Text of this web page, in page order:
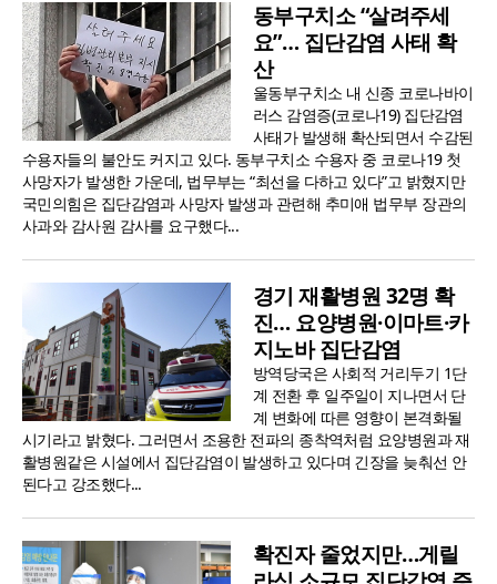
동부구치소 “살려주세
요”… 집단감염 사태 확
산
울동부구치소 내 신종 코로나바이
러스 감염증(코로나19) 집단감염
사태가 발생해 확산되면서 수감된
수용자들의 불안도 커지고 있다. 동부구치소 수용자 중 코로나19 첫
사망자가 발생한 가운데, 법무부는 “최선을 다하고 있다”고 밝혔지만
국민의힘은 집단감염과 사망자 발생과 관련해 추미애 법무부 장관의
사과와 감사원 감사를 요구했다...
경기 재활병원 32명 확
진… 요양병원·이마트·카
지노바 집단감염
방역당국은 사회적 거리두기 1단
계 전환 후 일주일이 지나면서 단
계 변화에 따른 영향이 본격화될
시기라고 밝혔다. 그러면서 조용한 전파의 종착역처럼 요양병원과 재
활병원같은 시설에서 집단감염이 발생하고 있다며 긴장을 늦춰선 안
된다고 강조했다...
확진자 줄었지만…게릴